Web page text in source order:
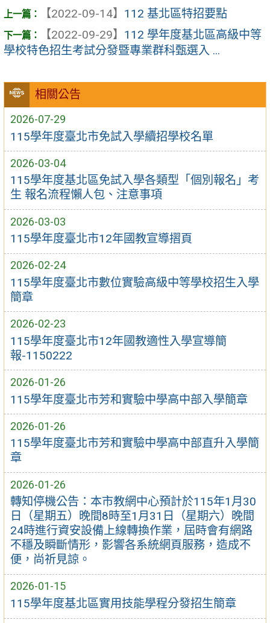
相關公告
2026-07-29
115學年度臺北市免試入學續招學校名單
2026-03-04
115學年度基北區免試入學各類型「個別報名」考
生 報名流程懶人包、注意事項
2026-03-03
115學年度臺北市12年國教宣導摺頁
2026-02-24
115學年度臺北市數位實驗高級中等學校招生入學
簡章
2026-02-23
115學年度臺北市12年國教適性入學宣導簡
報-1150222
2026-01-26
115學年度臺北市芳和實驗中學高中部入學簡章
2026-01-26
115學年度臺北市芳和實驗中學高中部直升入學簡
章
2026-01-26
轉知停機公告：本市教網中心預計於115年1月30
日（星期五）晚間8時至1月31日（星期六）晚間
24時進行資安設備上線轉換作業，屆時會有網路
不穩及瞬斷情形，影響各系統網頁服務，造成不
便，尚祈見諒。
2026-01-15
115學年度基北區實用技能學程分發招生簡章
【2022-09-14】 112 基北區特招要點
【2022-09-29】 112 學年度基北區高級中等
學校特色招生考試分發暨專業群科甄選入 ...